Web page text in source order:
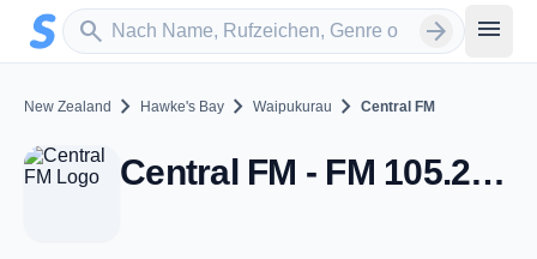
Zum Hauptinhalt springen
search
Sender suchen arrow_forward menu
New Zealand chevron_right Hawke's Bay chevron_right Waipukurau chevron_right Central FM
Central FM - FM 105.2 - Waipukurau